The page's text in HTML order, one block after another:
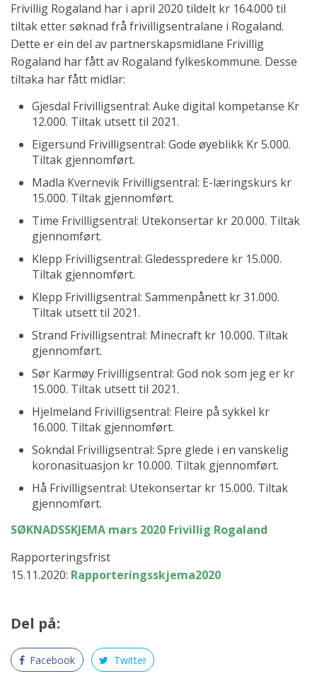
Frivillig Rogaland har i april 2020 tildelt kr 164.000 til
tiltak etter søknad frå frivilligsentralane i Rogaland.
Dette er ein del av partnerskapsmidlane Frivillig
Rogaland har fått av Rogaland fylkeskommune. Desse
tiltaka har fått midlar:
Gjesdal Frivilligsentral: Auke digital kompetanse Kr
12.000. Tiltak utsett til 2021.
Eigersund Frivilligsentral: Gode øyeblikk Kr 5.000.
Tiltak gjennomført.
Madla Kvernevik Frivilligsentral: E-læringskurs kr
15.000. Tiltak gjennomført.
Time Frivilligsentral: Utekonsertar kr 20.000. Tiltak
gjennomført.
Klepp Frivilligsentral: Gledesspredere kr 15.000.
Tiltak gjennomført.
Klepp Frivilligsentral: Sammenpånett kr 31.000.
Tiltak utsett til 2021.
Strand Frivilligsentral: Minecraft kr 10.000. Tiltak
gjennomført.
Sør Karmøy Frivilligsentral: God nok som jeg er kr
15.000. Tiltak utsett til 2021.
Hjelmeland Frivilligsentral: Fleire på sykkel kr
16.000. Tiltak gjennomført.
Sokndal Frivilligsentral: Spre glede i en vanskelig
koronasituasjon kr 10.000. Tiltak gjennomført.
Hå Frivilligsentral: Utekonsertar kr 15.000. Tiltak
gjennomført.
SØKNADSSKJEMA mars 2020 Frivillig Rogaland
Rapporteringsfrist
15.11.2020: Rapporteringsskjema2020
Del på:
Facebook Twitter